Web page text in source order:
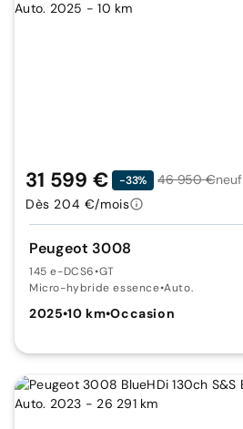
Peugeot 3008
145 e-DCS6•GT
Micro-hybride essence•Auto.
2025•10 km•Occasion
31 599 € -33% 46 950 €neuf
Dès 204 €/mois